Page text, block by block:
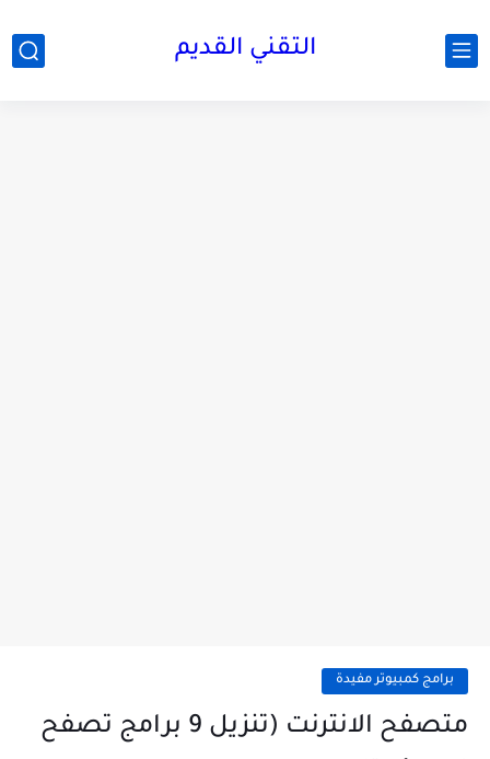
التقني القديم
برامج كمبيوتر مفيدة
متصفح الانترنت (تنزيل 9 برامج تصفح